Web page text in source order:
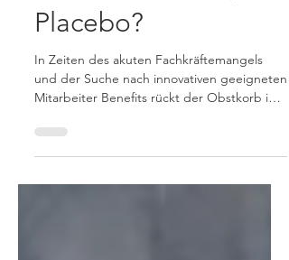
oder zuckerhaltiges
Placebo?
In Zeiten des akuten Fachkräftemangels
Mitarbeiter Benefits rückt der Obstkorb im